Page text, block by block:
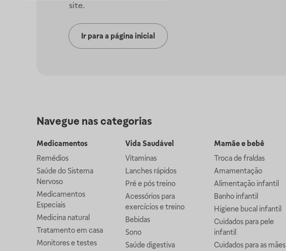
site.
Ir para a página inicial
Navegue nas categorias
Medicamentos
Remédios
Saúde do Sistema
Nervoso
Medicamentos
Especiais
Medicina natural
Tratamento em casa
Monitores e testes
Vida Saudável
Vitaminas
Lanches rápidos
Pré e pós treino
Acessórios para
exercícios e treino
Bebidas
Sono
Saúde digestiva
Mamãe e bebê
Troca de fraldas
Amamentação
Alimentação infantil
Banho infantil
Higiene bucal infantil
Cuidados para pele
infantil
Cuidados para as mães